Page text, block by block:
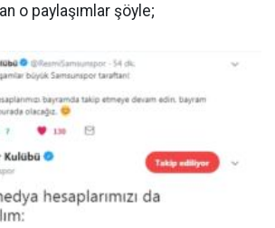
o paylaşımlar şöyle;